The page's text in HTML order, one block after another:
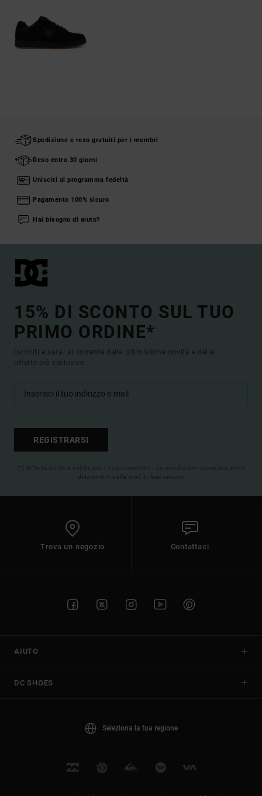
Spedizione e reso gratuiti per i membri
Reso entro 30 giorni
Unisciti al programma fedeltà
Pagamento 100% sicuro
Hai bisogno di aiuto?
15% DI SCONTO SUL TUO
PRIMO ORDINE*
Iscriviti e sarai al corrente delle ultimissime novità e delle
offerte più esclusive.
REGISTRARSI
(*) Offerta on-line valida per i nuovi membri - Le condizioni complete sono
disponibili nella mail di benvenuto
Trova un negozio Contattaci
AIUTO
DC SHOES
Seleziona la tua regione